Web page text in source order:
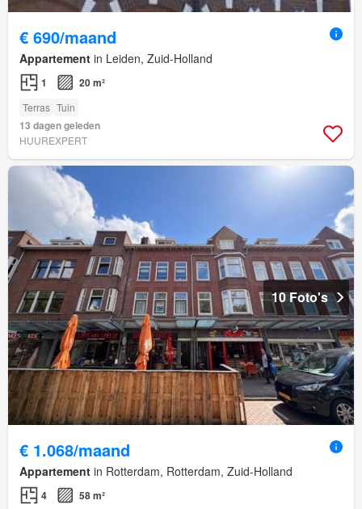
€ 690/maand
Appartement in Leiden, Zuid-Holland
1 20 m²
Terras Tuin
13 dagen geleden
HUUREXPERT
10 Foto's
€ 1.068/maand
Appartement in Rotterdam, Rotterdam, Zuid-Holland
4
58 m²